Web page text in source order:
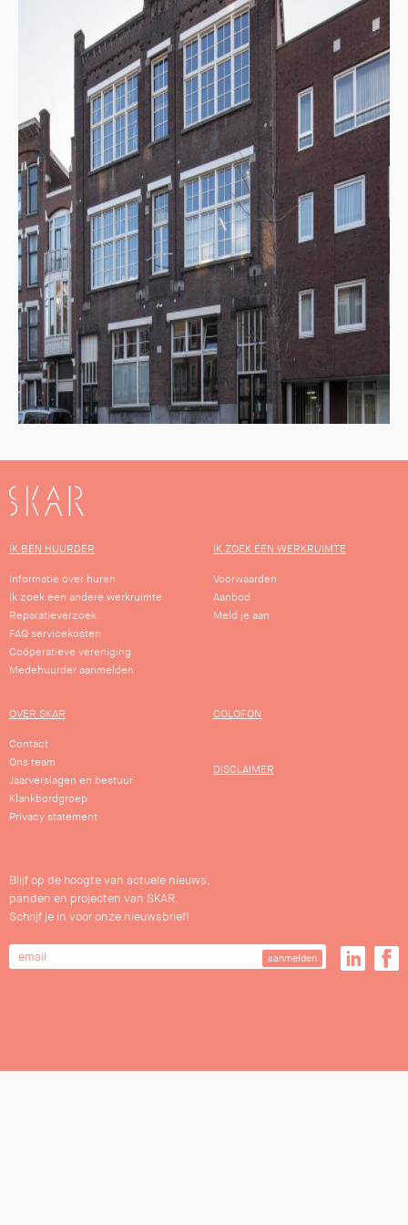
SKAR
IK BEN HUURDER
Informatie over huren
Ik zoek een andere werkruimte
Reparatieverzoek
FAQ servicekosten
Coöperatieve vereniging
Medehuurder aanmelden
IK ZOEK EEN WERKRUIMTE
Voorwaarden
Aanbod
Meld je aan
OVER SKAR
Contact
Ons team
Jaarverslagen en bestuur
Klankbordgroep
Privacy statement
COLOFON
DISCLAIMER
Blijf op de hoogte van actuele nieuws,
panden en projecten van SKAR.
Schrijf je in voor onze nieuwsbrief!